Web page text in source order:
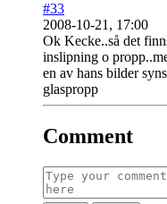
#33
2008-10-21, 17:00
Ok Kecke..så det
inslipning o
en av hans bilder
glaspropp
Comment